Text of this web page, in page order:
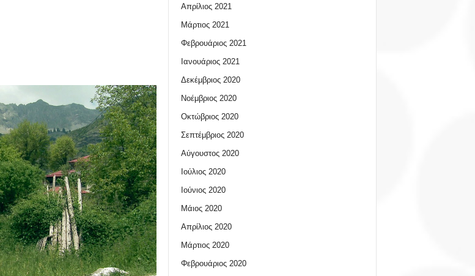
Απρίλιος 2021
Μάρτιος 2021
Φεβρουάριος 2021
Ιανουάριος 2021
Δεκέμβριος 2020
Νοέμβριος 2020
Οκτώβριος 2020
Σεπτέμβριος 2020
Αύγουστος 2020
Ιούλιος 2020
Ιούνιος 2020
Μάιος 2020
Απρίλιος 2020
Μάρτιος 2020
Φεβρουάριος 2020